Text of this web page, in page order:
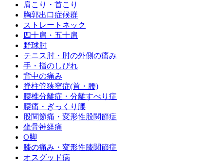
肩こり・首こり
胸郭出口症候群
ストレートネック
四十肩・五十肩
野球肘
テニス肘・肘の外側の痛み
手・指のしびれ
背中の痛み
脊柱管狭窄症(首・腰)
腰椎分離症・分離すべり症
腰痛・ぎっくり腰
股関節痛・変形性股関節症
坐骨神経痛
O脚
膝の痛み・変形性膝関節症
オスグッド病